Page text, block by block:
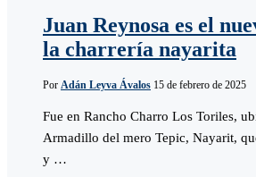
Juan Reynosa es el
la charrería nayarita
Por Adán Leyva Ávalos 15 de febrero de 2025
Fue en Rancho Charro Los Toriles,
Armadillo del mero Tepic, Nayarit,
y …